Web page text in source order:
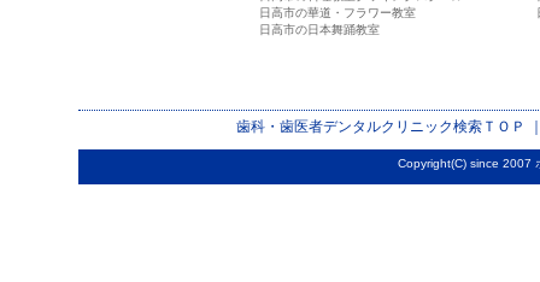
日高市の華道・フラワー教室
日高市の日本舞踊教室
歯科・歯医者デンタルクリニック検索 ＴＯＰ
Copyright(C) since 2007